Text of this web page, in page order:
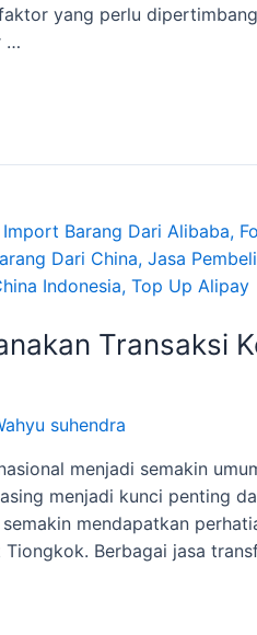
yang perlu
…
Transaksi
suhendra
menjadi semakin
menjadi kunci penting
mendapatkan
Berbagai jasa